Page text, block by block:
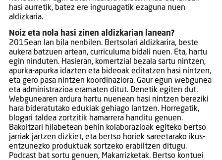
hasi aurretik, batez ere inguruagatik ezaguna nuen
aldizkaria.
Noiz eta nola hasi zinen aldizkarian lanean?
2015ean lan bila nenbilen. Bertsolari aldizkarira, beste
aukera batzuen artean, curriculuma bidali nuen. Eta, hartu
egin ninduten. Hasieran, komertzial bezala sartu nintzen,
apurka-apurka idazten eta bideoak editatzen hasi nintzen,
eta gero pasa nintzen koordinaziora. Gaur egun webgunea
eta administrazioa eramaten ditut. Denetik egiten dut.
Webgunearen ardura hartu nuenean hasi nintzen bereziki
hara bideratutako edukiak gehiago lantzen. Horregatik,
blogari taldea zortzitik hamarrera handitu genuen.
Bakoitzari hilabetean behin kolaborazioak egiteko bertso
jarriak jartzen dizkiet, eta bertso horiek sareetarako ikus-
entzunezko produktuak sortzeko erabiltzen ditugu.
Podcast bat sortu genuen, Makarrizketak. Bertso kontuei